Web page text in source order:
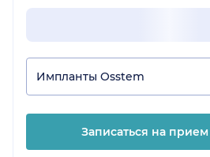
Импланты Osstem
Записаться на прием